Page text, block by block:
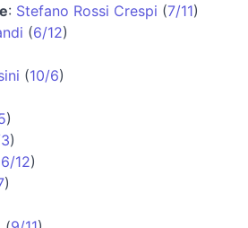
: Stefano Rossi Crespi (7/11)
(6/12)
(10/6)
)
)
12)
)